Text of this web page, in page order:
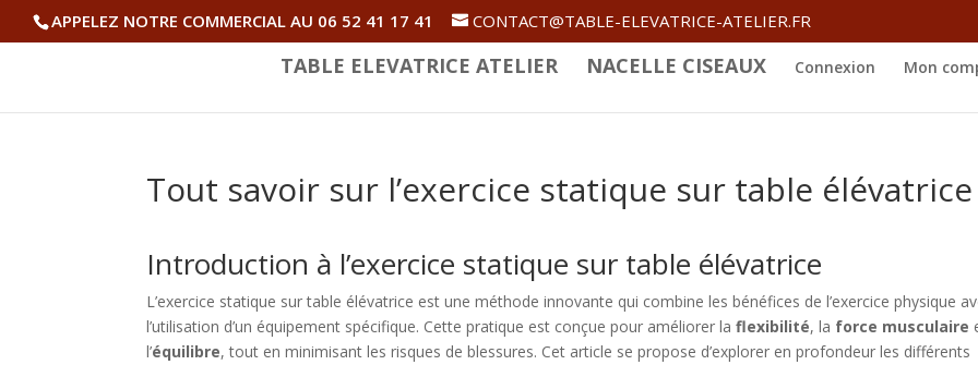
APPELEZ NOTRE COMMERCIAL AU 06 52 41 17 41 CONTACT@TABLE-ELEVATRICE-ATELIER.FR
TABLE ELEVATRICE ATELIER NACELLE CISEAUX Connexion Mon
Tout savoir sur l’exercice statique sur table élévatrice
Introduction à l’exercice statique sur table élévatrice
L’exercice statique sur table élévatrice est une méthode innovante qui combine les bénéfices de l’exercice physique
l’utilisation d’un équipement spécifique. Cette pratique est conçue pour améliorer laflexibilité, la force musculaire
l’équilibre, tout en minimisant les risques de blessures. Cet article se propose d’explorer en profondeur les différents